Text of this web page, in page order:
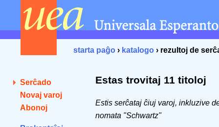
starta paĝo › katalogo › rezultoj de
Serĉado
Novaj varoj
Abonoj
Estas trovitaj 11 titoloj
Estis serĉataj ĉiuj varoj, inkluzive
nomata "Schwartz"